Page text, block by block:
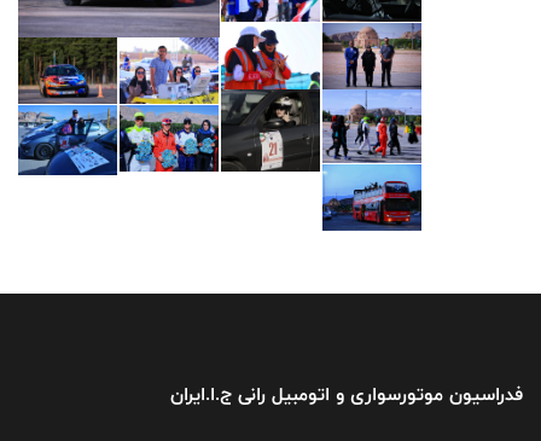
فدراسیون موتورسواری و اتومبیل رانی ج.ا.ایران